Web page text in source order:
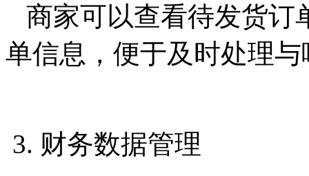
商家可以查看待发货订
单信息，便于及时处理与
3. 财务数据管理